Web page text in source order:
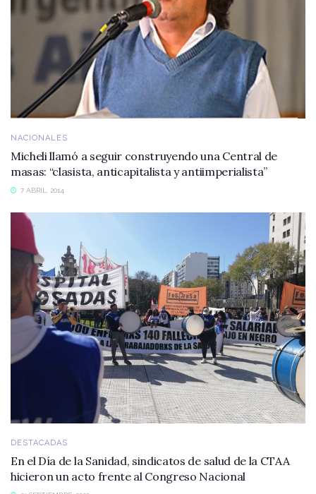
NACIONALES
Micheli llamó a seguir construyendo una Central de
masas: “clasista, anticapitalista y antiimperialista”
7 ABRIL, 2014
DESTACADAS
En el Día de la Sanidad, sindicatos de salud de la CTAA
hicieron un acto frente al Congreso Nacional